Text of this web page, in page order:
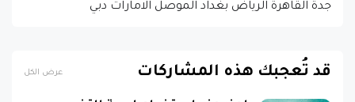
جدة القاهرة الرياض بغداد الموصل الامارات دبي
قد تُعجبك هذه المشاركات عرض الكل